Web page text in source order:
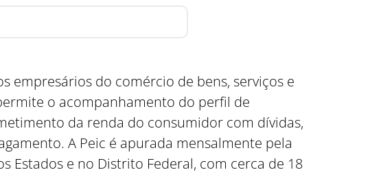
empresários do comércio de bens, serviços e
o acompanhamento do perfil de
da renda do consumidor com dívidas,
A Peic é apurada mensalmente pela
Estados e no Distrito Federal, com cerca de 18